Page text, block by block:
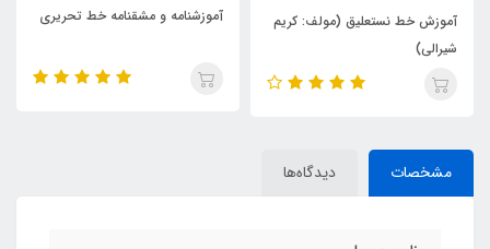
آموزشنامه و مشقنامه خط تحریری
آموزش کامل خط نستعلیق
مشخصات دیدگاه‌ها